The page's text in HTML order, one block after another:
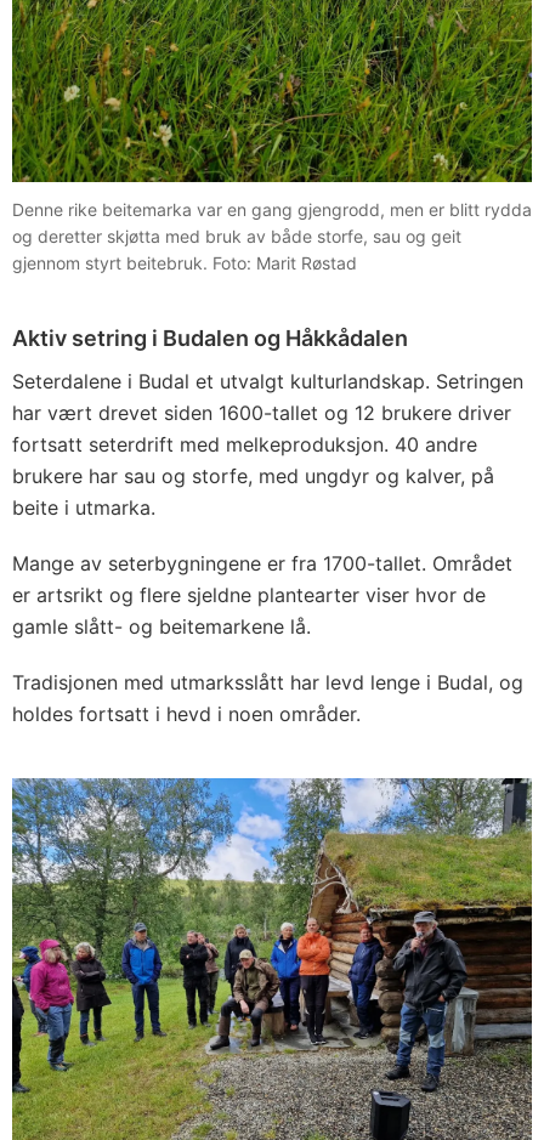
Denne rike beitemarka var en gang gjengrodd, men er blitt rydda
og deretter skjøtta med bruk av både storfe, sau og geit
gjennom styrt beitebruk. Foto: Marit Røstad
Aktiv setring i Budalen og Håkkådalen
Seterdalene i Budal et utvalgt kulturlandskap. Setringen
har vært drevet siden 1600-tallet og 12 brukere driver
fortsatt seterdrift med melkeproduksjon. 40 andre
brukere har sau og storfe, med ungdyr og kalver, på
beite i utmarka.
Mange av seterbygningene er fra 1700-tallet. Området
er artsrikt og flere sjeldne plantearter viser hvor de
gamle slått- og beitemarkene lå.
Tradisjonen med utmarksslått har levd lenge i Budal, og
holdes fortsatt i hevd i noen områder.